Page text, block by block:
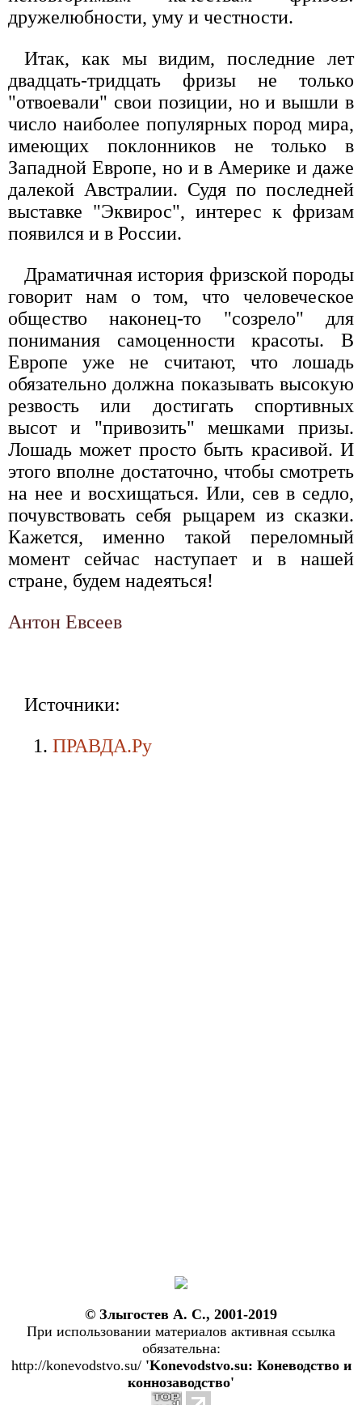
дружелюбности, уму и честности.
Итак, как мы видим, последние лет
двадцать-тридцать фризы не только
"отвоевали" свои позиции, но и вышли в
число наиболее популярных пород мира,
имеющих поклонников не только в
Западной Европе, но и в Америке и даже
далекой Австралии. Судя по последней
выставке "Эквирос", интерес к фризам
появился и в России.
Драматичная история фризской породы
говорит нам о том, что человеческое
общество наконец-то "созрело" для
понимания самоценности красоты. В
Европе уже не считают, что лошадь
обязательно должна показывать высокую
резвость или достигать спортивных
высот и "привозить" мешками призы.
Лошадь может просто быть красивой. И
этого вполне достаточно, чтобы смотреть
на нее и восхищаться. Или, сев в седло,
почувствовать себя рыцарем из сказки.
Кажется, именно такой переломный
момент сейчас наступает и в нашей
стране, будем надеяться!
Антон Евсеев
Источники:
ПРАВДА.Ру
© Злыгостев А. С., 2001-2019
При использовании материалов активная ссылка
обязательна:
http://konevodstvo.su/ 'Konevodstvo.su: Коневодство и
коннозаводство'